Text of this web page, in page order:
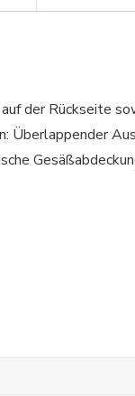
der Rückseite
Überlappender